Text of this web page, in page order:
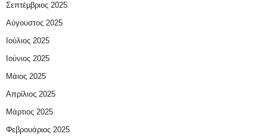
Σεπτέμβριος 2025
Αύγουστος 2025
Ιούλιος 2025
Ιούνιος 2025
Μάιος 2025
Απρίλιος 2025
Μάρτιος 2025
Φεβρουάριος 2025